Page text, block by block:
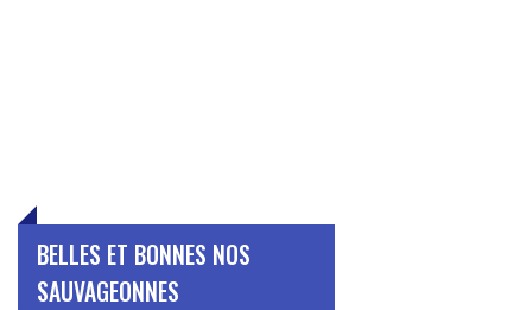
BELLES ET BONNES NOS
SAUVAGEONNES